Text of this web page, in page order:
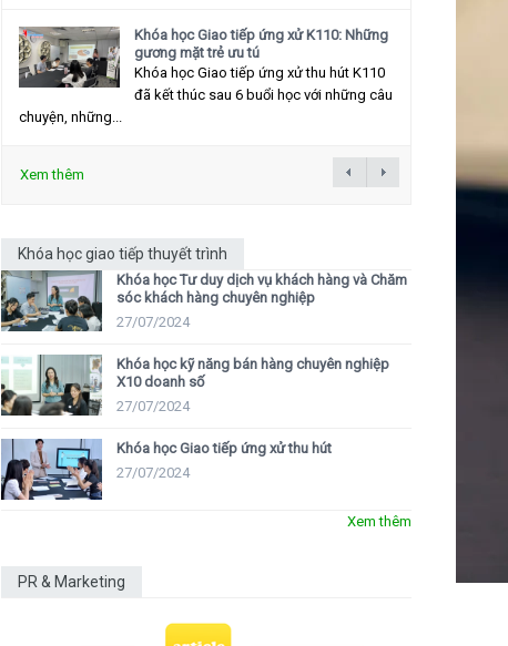
Khóa học Giao tiếp ứng xử K110: Những
gương mặt trẻ ưu tú
Khóa học Giao tiếp ứng xử thu hút K110
đã kết thúc sau 6 buổi học với những câu
chuyện, những...
Xem thêm
Khóa học giao tiếp thuyết trình
Khóa học Tư duy dịch vụ khách hàng và Chăm
sóc khách hàng chuyên nghiệp
27/07/2024
Khóa học kỹ năng bán hàng chuyên nghiệp
X10 doanh số
27/07/2024
Khóa học Giao tiếp ứng xử thu hút
27/07/2024
Xem thêm
PR & Marketing